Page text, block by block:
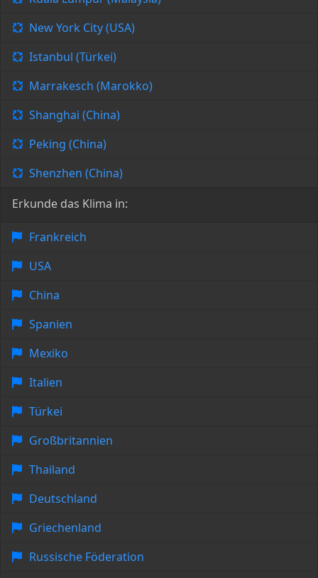
New York City (USA)
Istanbul (Türkei)
Marrakesch (Marokko)
Shanghai (China)
Peking (China)
Shenzhen (China)
Erkunde das Klima in:
Frankreich
USA
China
Spanien
Mexiko
Italien
Türkei
Großbritannien
Thailand
Deutschland
Griechenland
Russische Föderation